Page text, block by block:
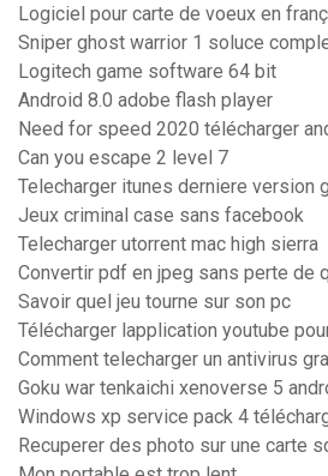
Logiciel pour carte de voeux en
Sniper ghost warrior 1 soluce
Logitech game software 64 bit
Android 8.0 adobe flash player
Need for speed 2020 télécharger
Can you escape 2 level 7
Telecharger itunes derniere version
Jeux criminal case sans facebook
Telecharger utorrent mac high sierra
Convertir pdf en jpeg sans perte de
Savoir quel jeu tourne sur son pc
Télécharger lapplication youtube
Comment telecharger un antivirus
Goku war tenkaichi xenoverse 5
Windows xp service pack 4
Recuperer des photo sur une carte